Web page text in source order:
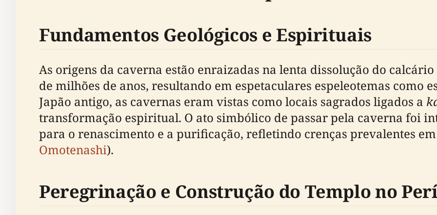
Fundamentos Geológicos e Espirituais
As origens da caverna estão enraizadas na lenta dissolução do
de milhões de anos, resultando em espetaculares espeleotemas como
Japão antigo, as cavernas eram vistas como locais sagrados ligados a
transformação espiritual. O ato simbólico de passar pela caverna foi
para o renascimento e a purificação, refletindo crenças prevalentes
Omotenashi).
Peregrinação e Construção do Templo no